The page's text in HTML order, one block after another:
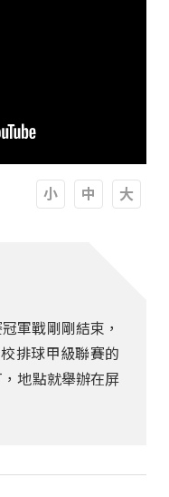
軍戰剛剛結束，
排球甲級聯賽的
地點就舉辦在屏